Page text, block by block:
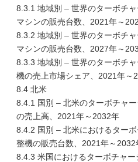
8.3.1 地域別 – 世界のターボチ
マシンの販売台数、2021年～
8.3.2 地域別 – 世界のターボチ
マシンの販売台数、2027年～
8.3.3 地域別 – 世界のターボチ
機の売上市場シェア、2021年～
8.4 北米
8.4.1 国別 – 北米のターボチャ
の売上高、2021年～2032年
8.4.2 国別 – 北米におけるター
整機の販売台数、2021年～2032
8.4.3 米国におけるターボチャ